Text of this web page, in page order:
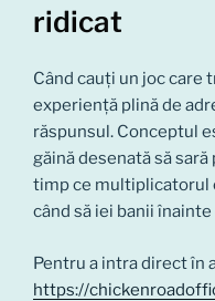
ridicat
Când cauți un joc
experiență plină de
răspunsul. Conceptul
găină desenată să
timp ce multiplicatorul
când să iei banii
Pentru a intra direct în
https://